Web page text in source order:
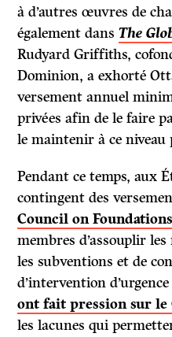
à d’autres œuvres de
également dansThe
Rudyard Griffiths,
Dominion, a exhorté
versement annuel
privées afin de le faire
le maintenir à ce niveau
Pendant ce temps, aux
contingent des
Council on Foundations
membres d’assouplir
les subventions et de
d’intervention
ont fait pression sur le
les lacunes qui